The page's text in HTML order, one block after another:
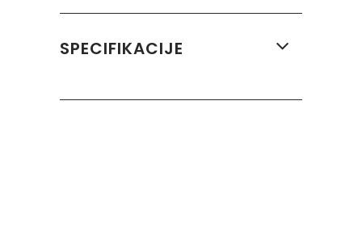
SPECIFIKACIJE